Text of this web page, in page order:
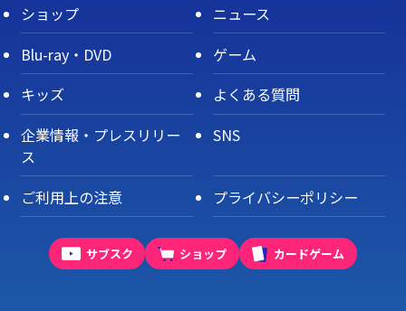
ショップ
ニュース
Blu-ray・DVD
ゲーム
キッズ
よくある質問
企業情報・プレスリリー
ス
SNS
ご利用上の注意 プライバシーポリシー
サブスク ショップ カードゲーム